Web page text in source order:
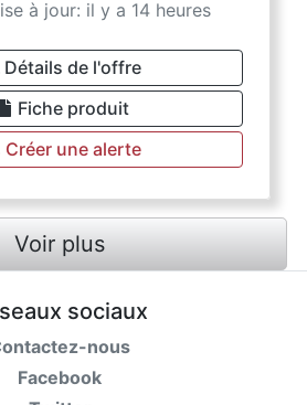
à jour: il y a 14 heures
Détails de l'offre
Fiche produit
Créer une alerte
Voir plus
sociaux
nous
Facebook